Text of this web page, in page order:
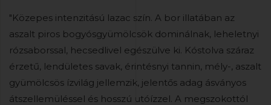
"Közepes intenzitású lazac szín. A bor illatában az
aszalt piros bogyósgyümölcsök dominálnak, leheletnyi
rózsaborssal, hecsedlivel egészülve ki. Kóstolva száraz
érzetű, lendületes savak, érintésnyi tannin, mély-, aszalt
gyümölcsös ízvilág jellemzik, jelentős adag ásványos
átszellemüléssel és hosszú utóízzel. A megszokottól